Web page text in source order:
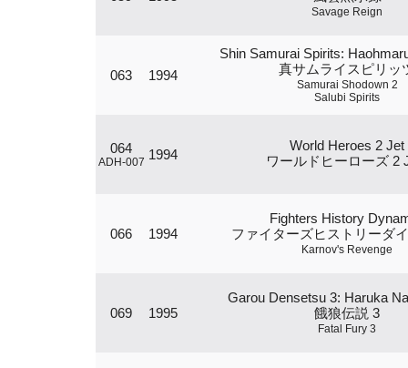
Savage Reign
063 1994
Shin Samurai Spirits:
真サムライスピリッ
Samurai Shodown 2
Salubi Spirits
064
ADH-007 1994
World Heroes 2 Jet
ワールドヒーローズ 2
066 1994
Fighters History
ファイターズヒストリーダ
Karnov's Revenge
069 1995
Garou Densetsu 3: Haruka
餓狼伝説 3
Fatal Fury 3